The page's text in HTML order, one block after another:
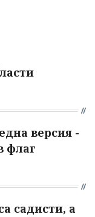
версия -
флаг
садисти, а